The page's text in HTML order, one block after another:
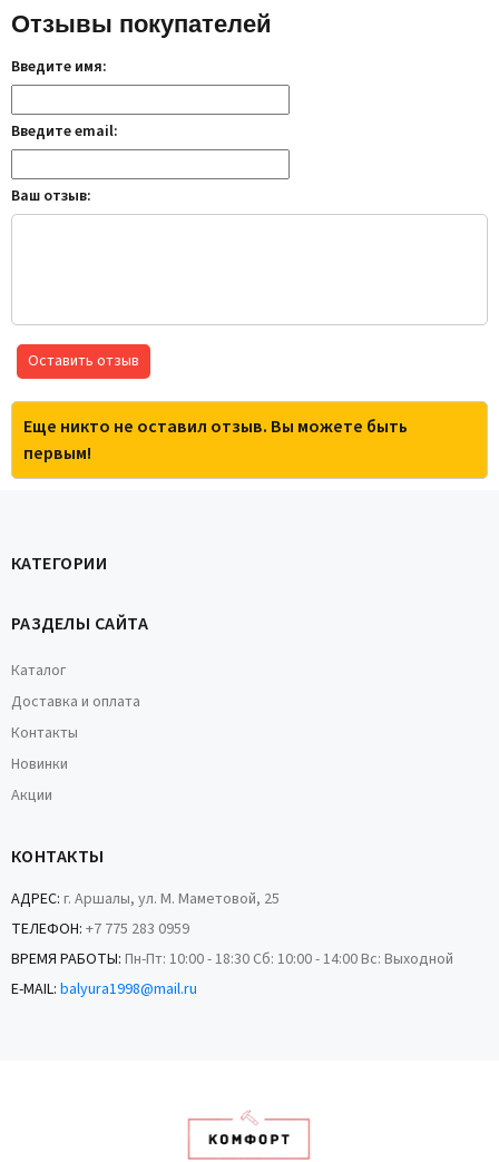
Отзывы покупателей
Введите имя:
Введите email:
Ваш отзыв:
Оставить отзыв
Еще никто не оставил отзыв. Вы можете быть
первым!
КАТЕГОРИИ
РАЗДЕЛЫ САЙТА
Каталог
Доставка и оплата
Контакты
Новинки
Акции
КОНТАКТЫ
АДРЕС: г. Аршалы, ул. М. Маметовой, 25
ТЕЛЕФОН: +7 775 283 0959
ВРЕМЯ РАБОТЫ: Пн-Пт: 10:00 - 18:30 Сб: 10:00 - 14:00 Вс: Выходной
E-MAIL: balyura1998@mail.ru